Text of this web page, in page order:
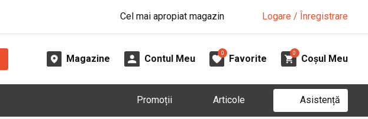
Cel mai apropiat magazin Logare / Înregistrare
Magazine Contul Meu
0
Favorite
0
Coșul Meu
Promoții Articole Asistență